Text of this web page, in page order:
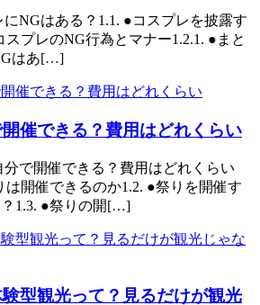
にNGはある？1.1. ●コスプレを披露す
スプレのNG行為とマナー1.2.1. ●まと
はあ[…]
催できる？費用はどれくらい
分で開催できる？費用はどれくらい
は開催できるのか1.2. ●祭りを開催す
1.3. ●祭りの開[…]
型観光って？見るだけが観光